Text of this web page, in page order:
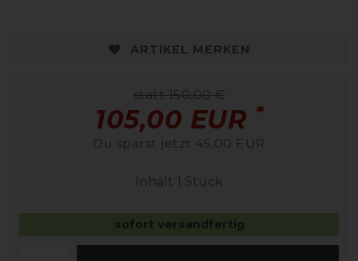
ARTIKEL MERKEN
statt 150,00 €
105,00 EUR *
Du sparst jetzt 45,00 EUR
Inhalt 1 Stück
sofort versandfertig